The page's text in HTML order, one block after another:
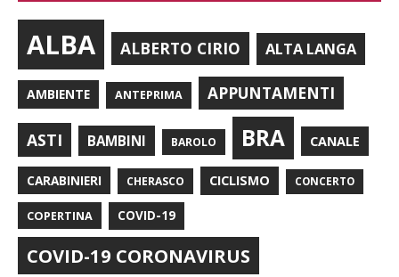
ALBA ALBERTO CIRIO ALTA LANGA
AMBIENTE ANTEPRIMA APPUNTAMENTI
ASTI BAMBINI BAROLO BRA CANALE
CARABINIERI CHERASCO CICLISMO CONCERTO
COPERTINA COVID-19
COVID-19 CORONAVIRUS